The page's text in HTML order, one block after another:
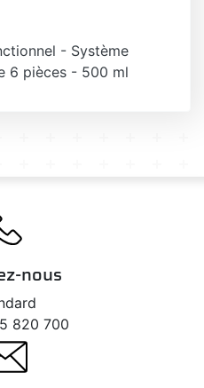
- Système
6 pièces - 500 ml
nous
820 700